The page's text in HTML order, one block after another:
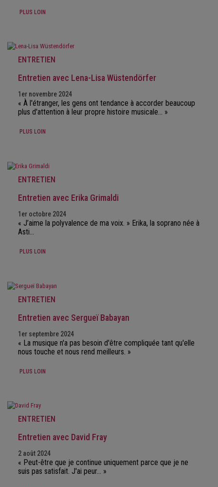
PLUS LOIN
ENTRETIEN
Entretien avec Lena-Lisa Wüstendörfer
1er novembre 2024
« À l'étranger, les gens ont tendance à accorder beaucoup
plus d'attention à leur propre histoire musicale… »
PLUS LOIN
ENTRETIEN
Entretien avec Erika Grimaldi
1er octobre 2024
« J’aime la polyvalence de ma voix. » Erika, la soprano née à
Asti…
PLUS LOIN
ENTRETIEN
Entretien avec Sergueï Babayan
1er septembre 2024
« La musique n'a pas besoin d'être compliquée tant qu'elle
nous touche et nous rend meilleurs. »
PLUS LOIN
ENTRETIEN
Entretien avec David Fray
2 août 2024
« Peut-être que je continue uniquement parce que je ne
suis pas satisfait. J'ai peur… »